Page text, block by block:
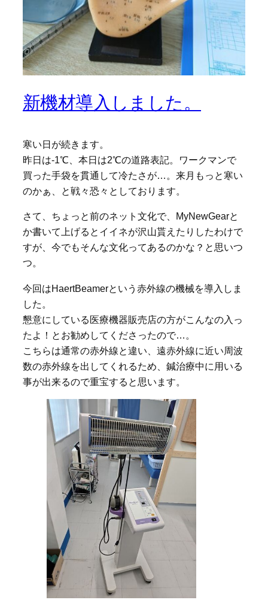
新機材導入しました。
寒い日が続きます。
昨日は-1℃、本日は2℃の道路表記。ワークマンで
買った手袋を貫通して冷たさが…。来月もっと寒い
のかぁ、と戦々恐々としております。
さて、ちょっと前のネット文化で、MyNewGearと
か書いて上げるとイイネが沢山貰えたりしたわけで
すが、今でもそんな文化ってあるのかな？と思いつ
つ。
今回はHaertBeamerという赤外線の機械を導入しま
した。
懇意にしている医療機器販売店の方がこんなの入っ
たよ！とお勧めしてくださったので…。
こちらは通常の赤外線と違い、遠赤外線に近い周波
数の赤外線を出してくれるため、鍼治療中に用いる
事が出来るので重宝すると思います。